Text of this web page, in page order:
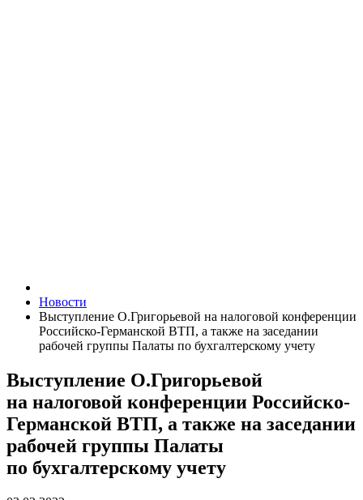
Новости
Выступление О.Григорьевой на налоговой конференции
Российско-Германской ВТП, а также на заседании
рабочей группы Палаты по бухгалтерскому учету
Выступление О.Григорьевой
на налоговой конференции Российско-
Германской ВТП, а также на заседании
рабочей группы Палаты
по бухгалтерскому учету